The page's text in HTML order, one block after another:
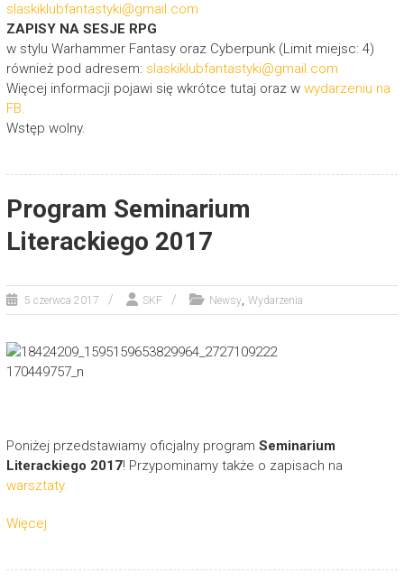
slaskiklubfantastyki@gmail.com
ZAPISY NA SESJE RPG
w stylu Warhammer Fantasy oraz Cyberpunk (Limit miejsc: 4)
również pod adresem: slaskiklubfantastyki@gmail.com
Więcej informacji pojawi się wkrótce tutaj oraz w wydarzeniu na
FB.
Wstęp wolny.
Program Seminarium
Literackiego 2017
5 czerwca 2017 SKF Newsy, Wydarzenia
Poniżej przedstawiamy oficjalny program Seminarium
Literackiego 2017! Przypominamy także o zapisach na
warsztaty.
Więcej